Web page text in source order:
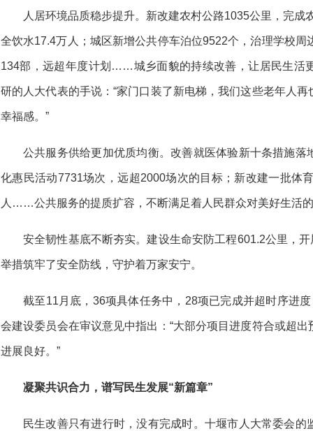
人居环境品质稳步提升。新改建农村公路1035公里，完
全饮水17.4万人；城区新增公共停车泊位9522个，治理学校
134部，远超年度计划……城乡面貌的持续改善，让居民生活
研的人大代表的手说：“家门口装了新电梯，我们这些老年人
幸福感。”
公共服务供给更加优质均衡。改善就医体验新十条措施
化惠民活动7731场次，远超2000场次的目标；新改建一批体
人……公共服务的提质扩容，不断满足着人民群众对美好生活
安全韧性基底不断夯实。建设生命安防工程601.2公里，
举措筑牢了安全防线，守护着万家安宁。
截至11月底，36项具体任务中，28项已完成并超时序进
会建设委员会在审议意见中指出：“大部分项目进度符合或超
进展良好。”
凝聚共识合力，谱写民生发展“新篇章”
民生改善只有进行时，没有完成时。十堰市人大常委会